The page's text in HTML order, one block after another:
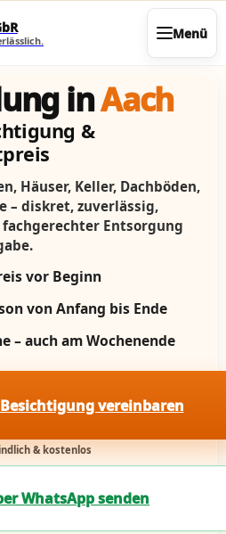
Menü
inAach
&
Häuser, Keller, Dachböden,
– diskret, zuverlässig,
Entsorgung
vor Beginn
von Anfang bis Ende
– auch am Wochenende
vereinbaren
& kostenlos
WhatsApp senden